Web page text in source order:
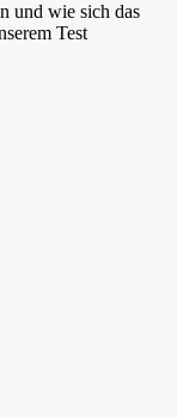
und wie sich das
Test